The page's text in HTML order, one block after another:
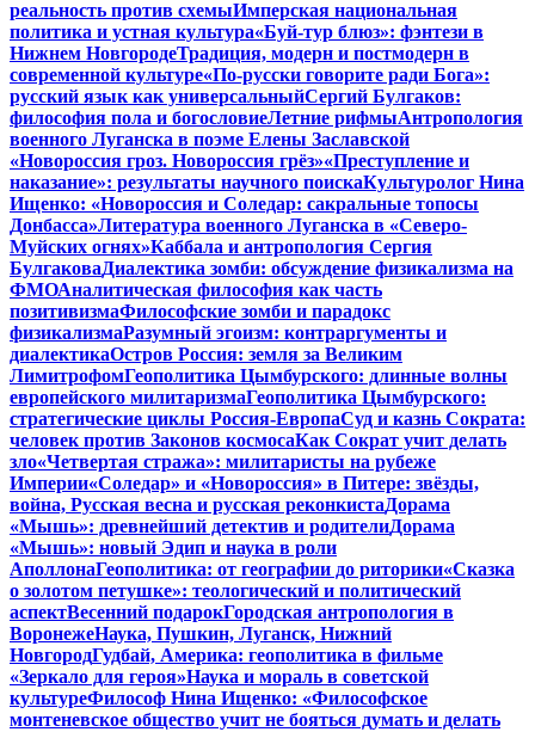
реальность против схемыИмперская национальная
политика и устная культура«Буй-тур блюз»: фэнтези в
Нижнем НовгородеТрадиция, модерн и постмодерн в
современной культуре«По-русски говорите ради Бога»:
русский язык как универсальныйСергий Булгаков:
философия пола и богословиеЛетние рифмыАнтропология
военного Луганска в поэме Елены Заславской
«Новороссия гроз. Новороссия грёз»«Преступление и
наказание»: результаты научного поискаКультуролог Нина
Ищенко: «Новороссия и Соледар: сакральные топосы
Донбасса»Литература военного Луганска в «Северо-
Муйских огнях»Каббала и антропология Сергия
БулгаковаДиалектика зомби: обсуждение физикализма на
ФМОАналитическая философия как часть
позитивизмаФилософские зомби и парадокс
физикализмаРазумный эгоизм: контраргументы и
диалектикаОстров Россия: земля за Великим
ЛимитрофомГеополитика Цымбурского: длинные волны
европейского милитаризмаГеополитика Цымбурского:
стратегические циклы Россия-ЕвропаСуд и казнь Сократа:
человек против Законов космосаКак Сократ учит делать
зло«Четвертая стража»: милитаристы на рубеже
Империи«Соледар» и «Новороссия» в Питере: звёзды,
война, Русская весна и русская реконкистаДорама
«Мышь»: древнейший детектив и родителиДорама
«Мышь»: новый Эдип и наука в роли
АполлонаГеополитика: от географии до риторики«Сказка
о золотом петушке»: теологический и политический
аспектВесенний подарокГородская антропология в
ВоронежеНаука, Пушкин, Луганск, Нижний
НовгородГудбай, Америка: геополитика в фильме
«Зеркало для героя»Наука и мораль в советской
культуреФилософ Нина Ищенко: «Философское
монтеневское общество учит не бояться думать и делать